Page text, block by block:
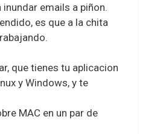
emails a piñon.
es que a la chita
que tienes tu aplicacion
y Windows, y te
MAC en un par de